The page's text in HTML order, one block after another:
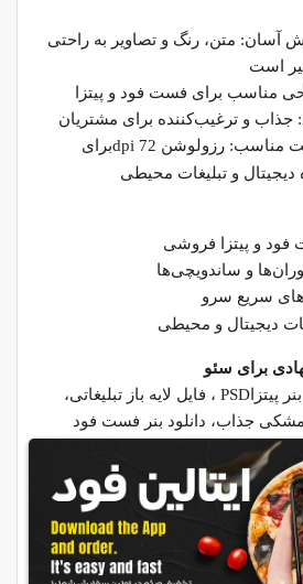
آسان: متن، رنگ و تصاویر به راحتی
است
مناسب برای فست فود و پیتزا
و ترغیب‌کننده برای مشتریان
مناسب: رزولوشن 72 dpiبرای
دیجیتال و تبلیغات محیطی
و پیتزا فروشی
و ساندویچی‌ها
سریع سرو
دیجیتال و محیطی
برای سئو
پیتزا PSD ، فایل لایه باز تبلیغاتی،
جذاب، دانلود بنر فست فود